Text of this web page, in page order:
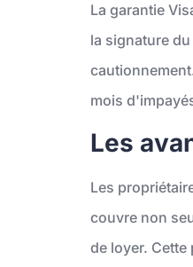
La garantie
la signature
mois
Les
Les
couvre non
de loyer.